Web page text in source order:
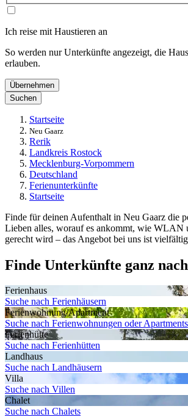
Ich reise mit Haustieren an
So werden nur Unterkünfte angezeigt, die
erlauben.
Übernehmen
Suchen
Startseite
Neu Gaarz
Rerik
Landkreis Rostock
Mecklenburg-Vorpommern
Deutschland
Ferienunterkünfte
Startseite
Finde für deinen Aufenthalt in Neu Gaarz die
Lieben alles, worauf es ankommt, wie WLAN
gerecht wird – das Angebot bei uns ist
Finde Unterkünfte ganz
Ferienhaus
Suche nach Ferienhäusern
Ferienwohnung/Apartment
Suche nach Ferienwohnungen oder Apartments
Ferienhütte
Suche nach Ferienhütten
Landhaus
Suche nach Landhäusern
Villa
Suche nach Villen
Chalet
Suche nach Chalets